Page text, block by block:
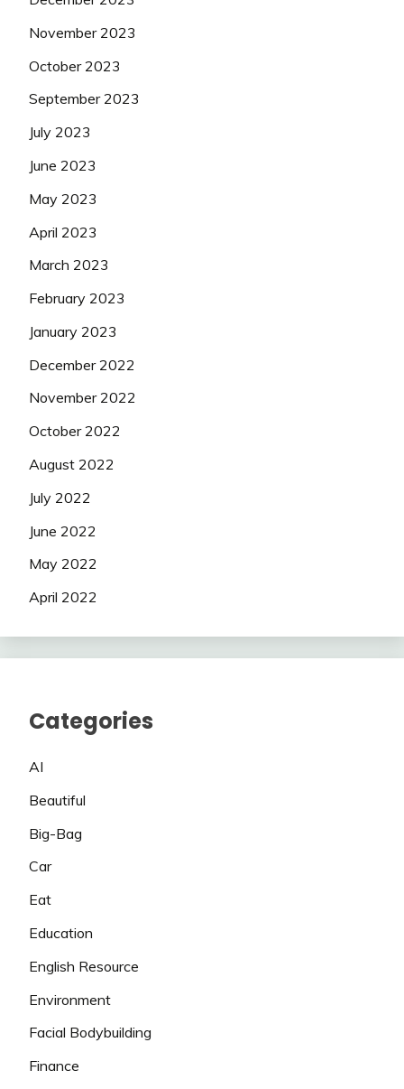
November 2023
October 2023
September 2023
July 2023
June 2023
May 2023
April 2023
March 2023
February 2023
January 2023
December 2022
November 2022
October 2022
August 2022
July 2022
June 2022
May 2022
April 2022
Categories
AI
Beautiful
Big-Bag
Car
Eat
Education
English Resource
Environment
Facial Bodybuilding
Finance